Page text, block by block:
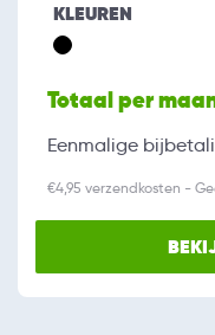
KLEUREN
Totaal per
Eenmalige
€4,95 verzendkosten -